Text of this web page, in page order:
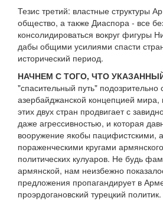
Тезис третий: властные структуры
общество, а также Диаспора - все
консолидироваться вокруг фигуры
дабы общими усилиями спасти
исторический период.
НАЧНЕМ С ТОГО, ЧТО
"спасительный путь" подозрительно
азербайджанской концепцией мира,
этих двух стран продвигает с
даже агрессивностью, и которая
вооружение якобы пацифистскими,
пораженческими кругами
политических кулуаров. Не будь
армянской, нам неизбежно
предложения пропагандирует в
проэрдогановский турецкий политик.